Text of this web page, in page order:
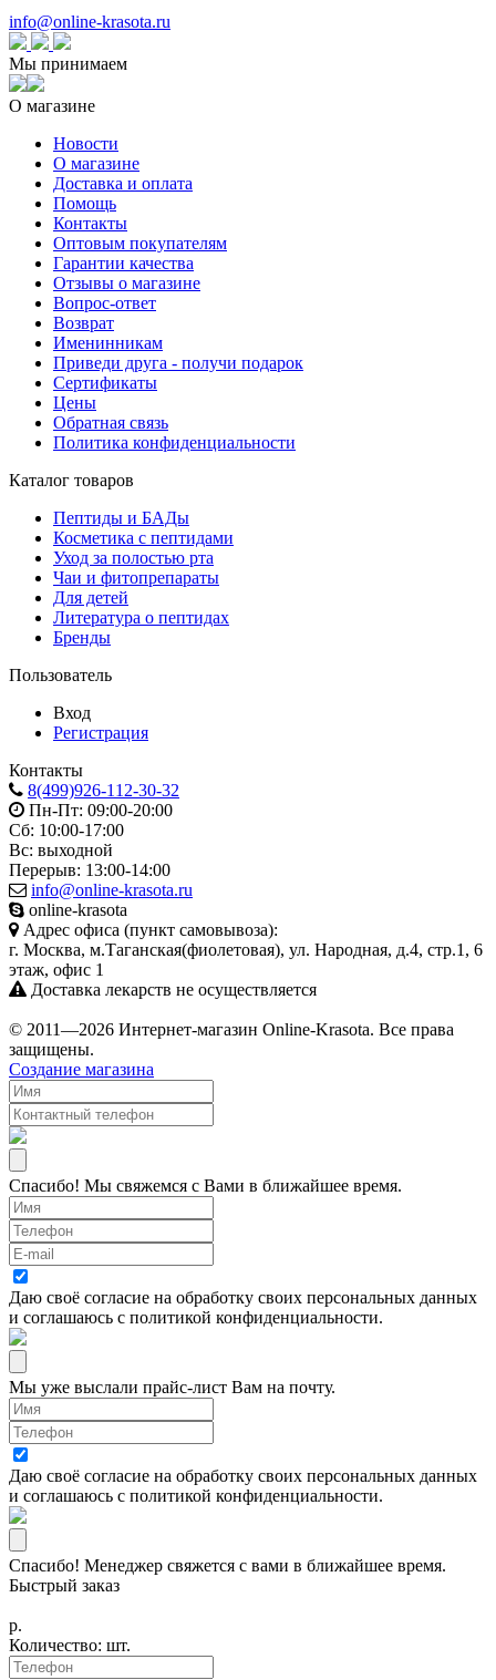
info@online-krasota.ru
Мы принимаем
О магазине
Новости
О магазине
Доставка и оплата
Помощь
Контакты
Оптовым покупателям
Гарантии качества
Отзывы о магазине
Вопрос-ответ
Возврат
Именинникам
Приведи друга - получи подарок
Сертификаты
Цены
Обратная связь
Политика конфиденциальности
Каталог товаров
Пептиды и БАДы
Косметика с пептидами
Уход за полостью рта
Чаи и фитопрепараты
Для детей
Литература о пептидах
Бренды
Пользователь
Вход
Регистрация
Контакты
8(499)926-112-30-32
Пн-Пт: 09:00-20:00
Сб: 10:00-17:00
Вс: выходной
Перерыв: 13:00-14:00
info@online-krasota.ru
online-krasota
Адрес офиса (пункт самовывоза):
г. Москва, м.Таганская(фиолетовая), ул. Народная, д.4, стр.1, 6
этаж, офис 1
Доставка лекарств не осуществляется
© 2011—2026 Интернет-магазин Online-Krasota. Все права
защищены.
Создание магазина
Спасибо! Мы свяжемся с Вами в ближайшее время.
Даю своё согласие на обработку своих персональных данных
и соглашаюсь с политикой конфиденциальности.
Мы уже выслали прайс-лист Вам на почту.
Даю своё согласие на обработку своих персональных данных
и соглашаюсь с политикой конфиденциальности.
Спасибо! Менеджер свяжется с вами в ближайшее время.
Быстрый заказ
р.
Количество: шт.